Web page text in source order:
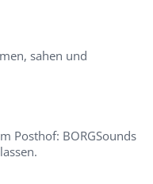
sahen und
Posthof: BORGSounds